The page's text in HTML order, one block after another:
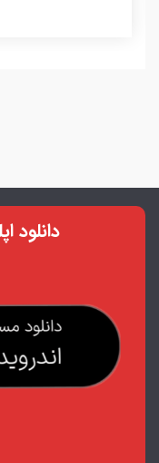
دانلود